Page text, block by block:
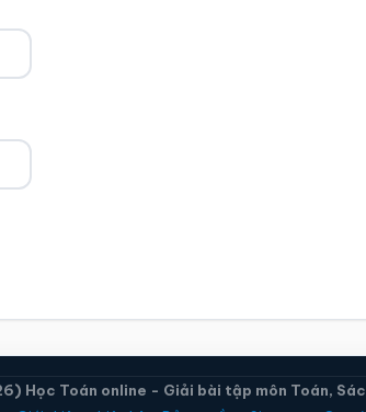
Học Toán online - Giải bài tập môn Toán,